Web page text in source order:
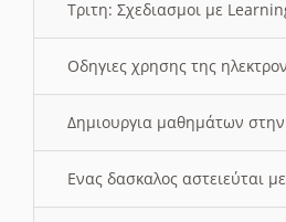
Τριτη: Σχεδιασμοι με
Οδηγιες χρησης της
Δημιουργια μαθημάτων στην
Ενας δασκαλος αστειεύται